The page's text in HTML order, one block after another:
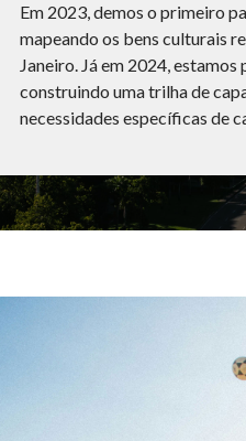
Em 2023, demos o primeiro
mapeando os bens culturais
Janeiro. Já em 2024,
construindo uma trilha de
necessidades específicas de